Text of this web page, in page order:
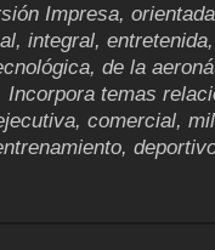
Impresa,
integral,
de la
Incorpora temas
comercial,